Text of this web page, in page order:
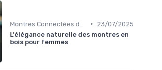
•
23/07/2025
L'élégance naturelle des montres en
bois pour femmes